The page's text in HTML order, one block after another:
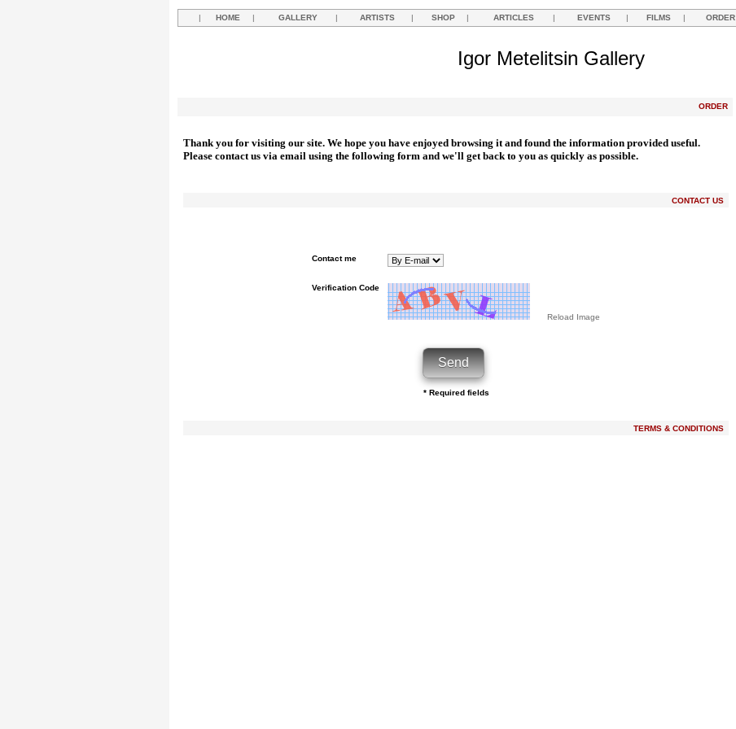
| HOME | GALLERY | ARTISTS | SHOP | ARTICLES | EVENTS | FILMS | ORDER
Igor Metelitsin Gallery
ORDER
Thank you for visiting our site. We hope you have enjoyed browsing it and found the information provided useful.
Please contact us via email using the following form and we'll get back to you as quickly as possible.
CONTACT US
Contact me
Verification Code
Reload Image
* Required fields
TERMS & CONDITIONS